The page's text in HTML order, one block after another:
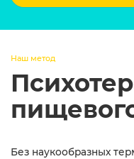
Наш метод
Без наукообразных